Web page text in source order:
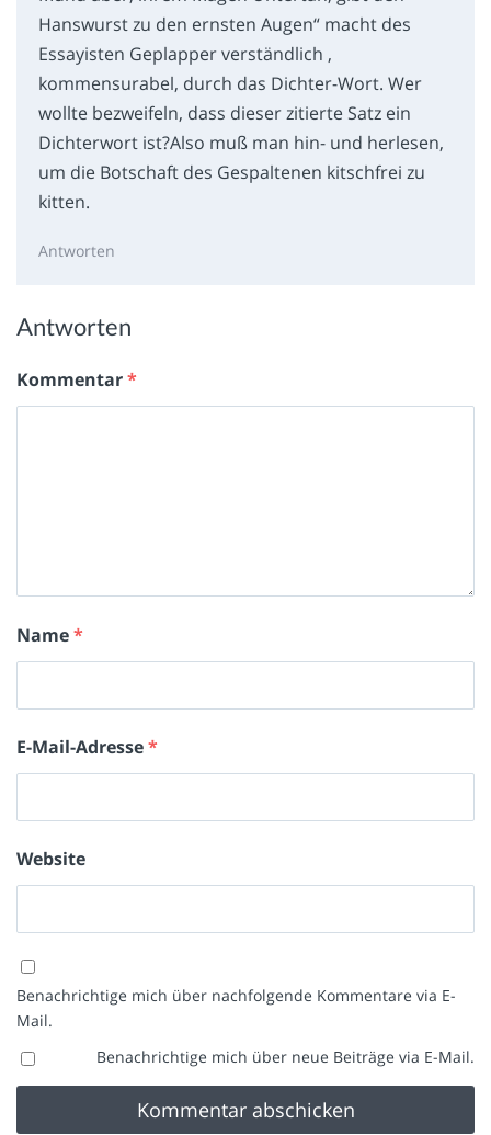
Hanswurst zu den ernsten Augen“ macht des
Essayisten Geplapper verständlich ,
kommensurabel, durch das Dichter-Wort. Wer
wollte bezweifeln, dass dieser zitierte Satz ein
Dichterwort ist?Also muß man hin- und herlesen,
um die Botschaft des Gespaltenen kitschfrei zu
kitten.
Antworten
Antworten
Kommentar*
Name*
E-Mail-Adresse*
Website
Benachrichtige mich über nachfolgende Kommentare via E-
Mail.
Benachrichtige mich über neue Beiträge via E-Mail.